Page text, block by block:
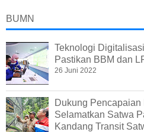
BUMN
Teknologi
Pastikan BBM dan
26 Juni 2022
Dukung Pencapaian
Selamatkan Satwa
Kandang Transit